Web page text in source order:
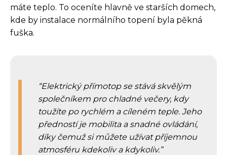
máte teplo. To oceníte hlavně ve starších domech,
kde by instalace normálního topení byla pěkná
fuška.
Elektrický přímotop se stává skvělým
společníkem pro chladné večery, kdy
toužíte po rychlém a cíleném teple. Jeho
předností je mobilita a snadné ovládání,
díky čemuž si můžete užívat příjemnou
atmosféru kdekoliv a kdykoliv.